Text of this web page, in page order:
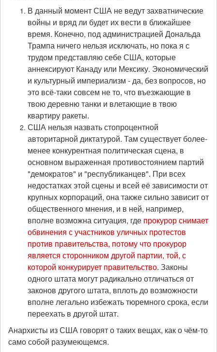
В данный момент США не ведут захватнические
войны и вряд ли будет их вести в ближайшее
время. Конечно, под администрацией Дональда
Трампа ничего нельзя исключать, но пока я с
трудом представляю себе США, которые
аннексируют Канаду или Мексику. Экономический
и культурный империализм - да, без вопросов, но
это всё-таки совсем не то, что въезжающие в
твою деревню танки и влетающие в твою
квартиру ракеты.
США нельзя назвать стопроцентной
авторитарной диктатурой. Там существует более-
менее конкурентная политическая сцена, в
основном выраженная противостоянием партий
"демократов" и "республиканцев". При всех
недостатках этой сцены и всей её зависимости от
крупных корпораций, она также сильно зависит от
общественного мнения, и в ней, например,
вполне возможна ситуация, где прокурор снимает
обвинения с участников уличных протестов
против правительства, потому что прокурор
является сторонником другой партии, той, с
которой конкурирует правительство. Законы
одного штата могут радикально отличаться от
законов другого штата, вплоть до возможности
вполне легально избежать тюремного срока, если
переехать в другой штат.
Анархисты из США говорят о таких вещах, как о чём-то
само собой разумеющемся.